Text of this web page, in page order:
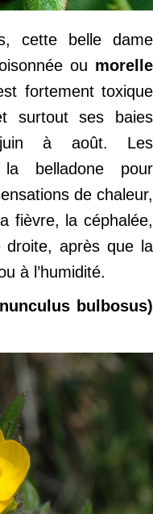
cette belle dame
ou morelle
fortement toxique
surtout ses baies
juin à août. Les
la belladone pour
de chaleur,
fièvre, la céphalée,
droite, après que la
à l’humidité.
bulbosus)